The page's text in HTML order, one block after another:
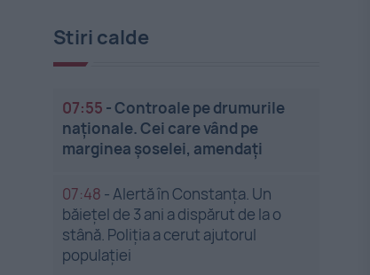
Stiri calde
07:55 -Controale pe drumurile
naționale. Cei care vând pe
marginea șoselei, amendați
07:48 -Alertă în Constanța. Un
băiețel de 3 ani a dispărut de la o
stână. Poliția a cerut ajutorul
populației